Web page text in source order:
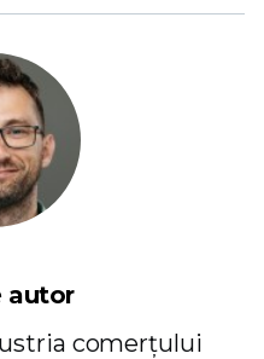
autor
comerțului